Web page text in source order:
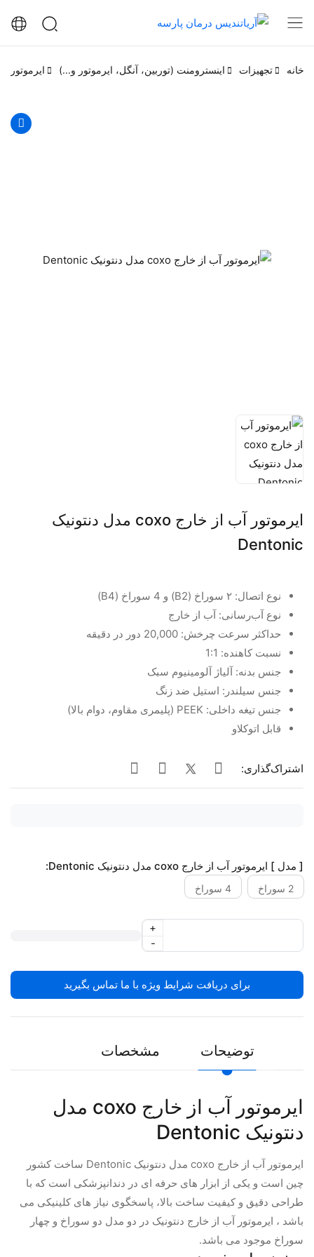
خانه تجهیزات اینسترومنت (توربین، آنگل، ایرموتور و...) ایرموتور
ایرموتور آب از خارج coxo مدل دنتونیک
Dentonic
نوع اتصال: ۲ سوراخ (B2) و 4 سوراخ (B4)
نوع آب‌رسانی: آب از خارج
حداکثر سرعت چرخش: 20,000 دور در دقیقه
نسبت کاهنده: 1:1
جنس بدنه: آلیاژ آلومینیوم سبک
جنس سیلندر: استیل ضد زنگ
جنس تیغه داخلی: PEEK (پلیمری مقاوم، دوام بالا)
قابل اتوکلاو
اشتراک‌گذاری:
[ مدل ] ایرموتور آب از خارج coxo مدل دنتونیک Dentonic:
2 سوراخ 4 سوراخ
-
+
برای دریافت شرایط ویژه با ما تماس بگیرید
توضیحات مشخصات
ایرموتور آب از خارج coxo مدل
دنتونیک Dentonic
ایرموتور آب از خارج coxo مدل دنتونیک Dentonic ساخت کشور
چین است و یکی از ابزار های حرفه ای در دندانپزشکی است که با
طراحی دقیق و کیفیت ساخت بالا، پاسخگوی نیاز های کلینیکی می
باشد ، ایرموتور آب از خارج دنتونیک در دو مدل دو سوراخ و چهار
سوراخ موجود می باشد.